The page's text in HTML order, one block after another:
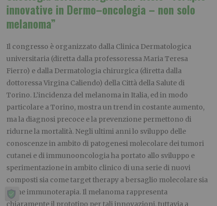
innovative in Dermo–oncologia – non solo
melanoma”
Il congresso è organizzato dalla Clinica Dermatologica
universitaria (diretta dalla professoressa Maria Teresa
Fierro) e dalla Dermatologia chirurgica (diretta dalla
dottoressa Virgina Caliendo) della Città della Salute di
Torino. L’incidenza del melanoma in Italia, ed in modo
particolare a Torino, mostra un trend in costante aumento,
ma la diagnosi precoce e la prevenzione permettono di
ridurne la mortalità. Negli ultimi anni lo sviluppo delle
conoscenze in ambito di patogenesi molecolare dei tumori
cutanei e di immunooncologia ha portato allo sviluppo e
sperimentazione in ambito clinico di una serie di nuovi
composti sia come target therapy a bersaglio molecolare sia
come immunoterapia. Il melanoma rappresenta
chiaramente il prototipo per tali innovazioni, tuttavia a